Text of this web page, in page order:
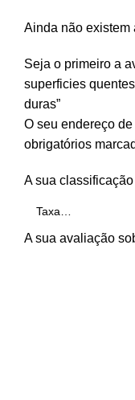
Ainda não existem
Seja o primeiro a
superficies
duras”
O seu endereço
obrigatórios
A sua classificação
A sua avaliação